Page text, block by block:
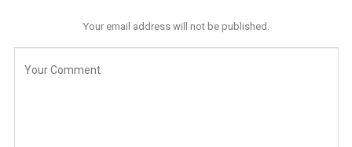
Your email address will not be published.